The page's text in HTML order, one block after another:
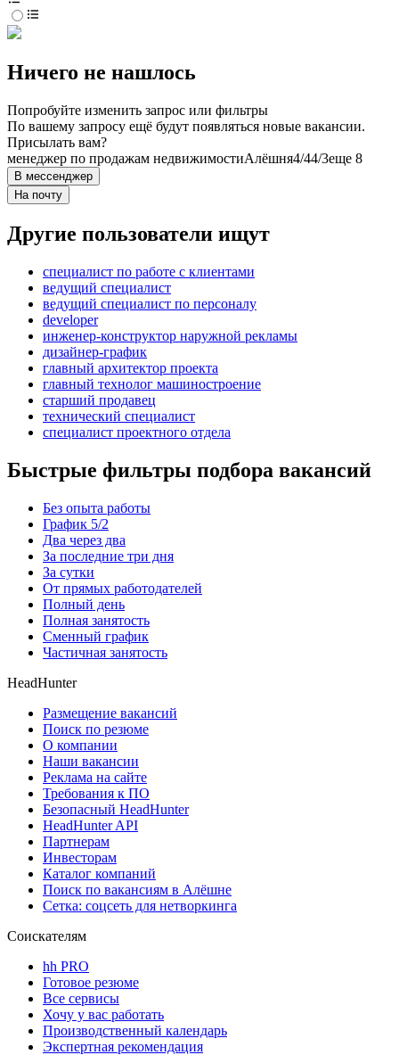
Ничего не нашлось
Попробуйте изменить запрос или фильтры
По вашему запросу ещё будут появляться новые вакансии.
Присылать вам?
менеджер по продажам недвижимостиАлёшня4/44/3еще 8
В мессенджер
На почту
Другие пользователи ищут
специалист по работе с клиентами
ведущий специалист
ведущий специалист по персоналу
developer
инженер-конструктор наружной рекламы
дизайнер-график
главный архитектор проекта
главный технолог машиностроение
старший продавец
технический специалист
специалист проектного отдела
Быстрые фильтры подбора вакансий
Без опыта работы
График 5/2
Два через два
За последние три дня
За сутки
От прямых работодателей
Полный день
Полная занятость
Сменный график
Частичная занятость
HeadHunter
Размещение вакансий
Поиск по резюме
О компании
Наши вакансии
Реклама на сайте
Требования к ПО
Безопасный HeadHunter
HeadHunter API
Партнерам
Инвесторам
Каталог компаний
Поиск по вакансиям в Алёшне
Сетка: соцсеть для нетворкинга
Соискателям
hh PRO
Готовое резюме
Все сервисы
Хочу у вас работать
Производственный календарь
Экспертная рекомендация